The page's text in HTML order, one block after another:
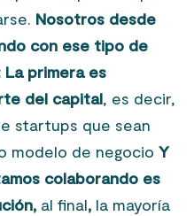
Nosotros desde
con ese tipo de
primera es
del capital, es decir,
startups que sean
modelo de negocio Y
colaborando es
al final, la mayoría